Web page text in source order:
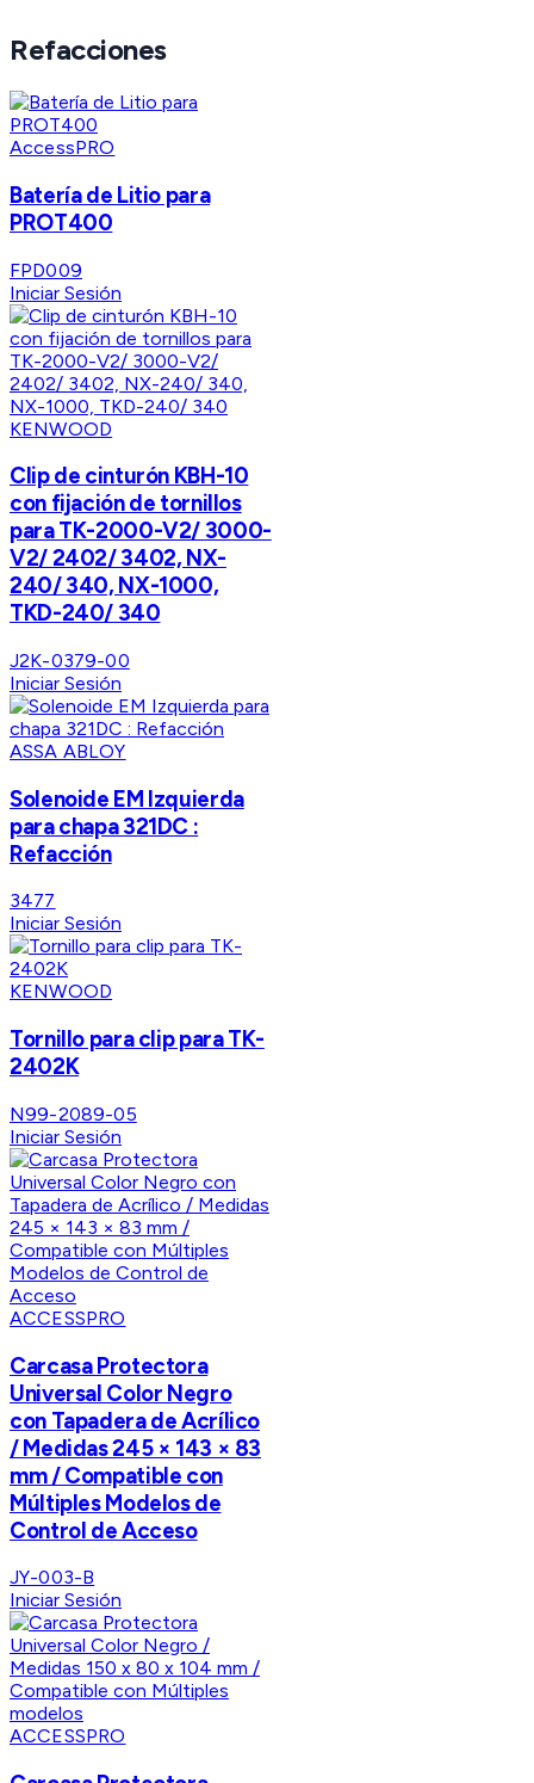
Refacciones
AccessPRO
Batería de Litio para
PROT400
FPD009
Iniciar Sesión
KENWOOD
Clip de cinturón KBH-10
con fijación de tornillos
para TK-2000-V2/ 3000-
V2/ 2402/ 3402, NX-
240/ 340, NX-1000,
TKD-240/ 340
J2K-0379-00
Iniciar Sesión
ASSA ABLOY
Solenoide EM Izquierda
para chapa 321DC :
Refacción
3477
Iniciar Sesión
KENWOOD
Tornillo para clip para TK-
2402K
N99-2089-05
Iniciar Sesión
ACCESSPRO
Carcasa Protectora
Universal Color Negro
con Tapadera de Acrílico
/ Medidas 245 × 143 × 83
mm / Compatible con
Múltiples Modelos de
Control de Acceso
JY-003-B
Iniciar Sesión
ACCESSPRO